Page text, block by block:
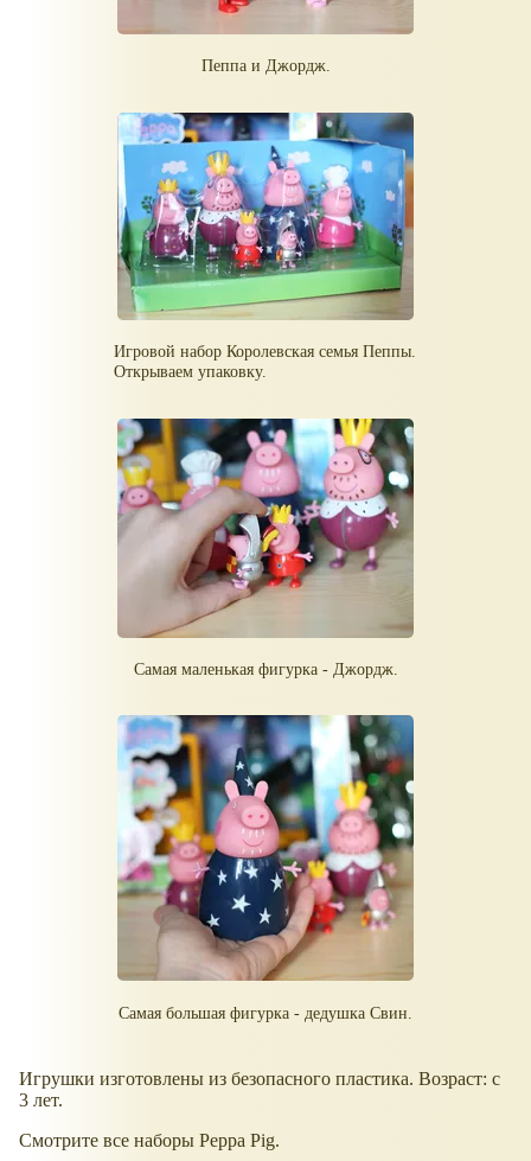
Пеппа и Джордж.
Игровой набор Королевская семья Пеппы.
Открываем упаковку.
Самая маленькая фигурка - Джордж.
Самая большая фигурка - дедушка Свин.
Игрушки изготовлены из безопасного пластика. Возраст: с
3 лет.
Смотрите все наборы Peppa Pig.